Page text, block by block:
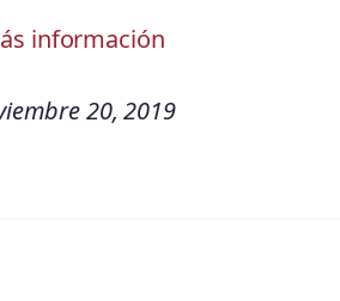
información
20, 2019